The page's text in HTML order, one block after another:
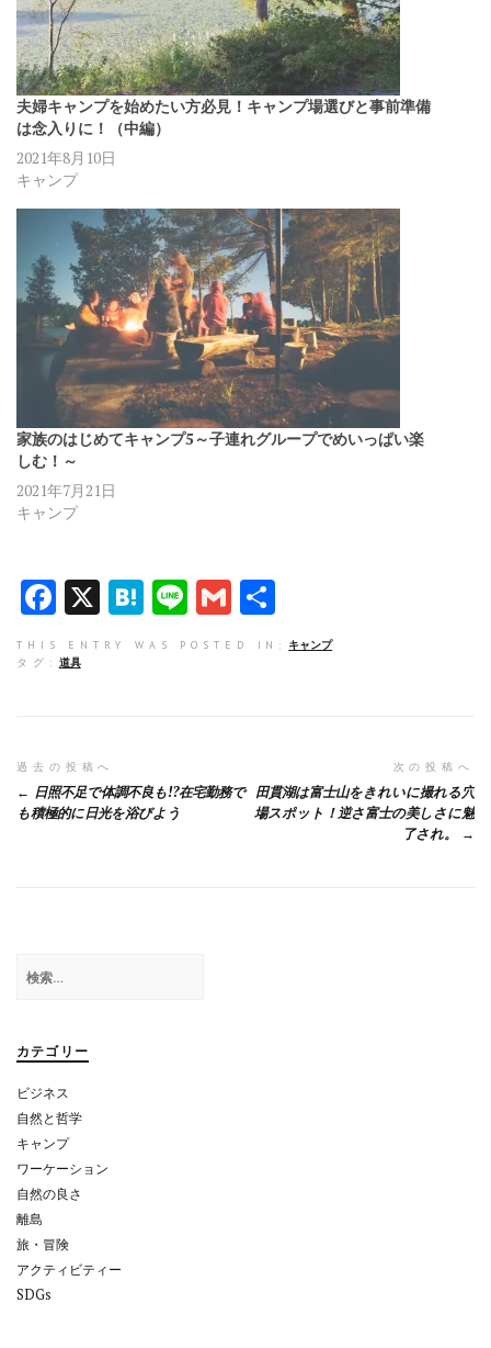
夫婦キャンプを始めたい方必見！キャンプ場選びと事前準備
は念入りに！（中編）
2021年8月10日
キャンプ
家族のはじめてキャンプ5～子連れグループでめいっぱい楽
しむ！～
2021年7月21日
キャンプ
F
a
ce
o
k
X H
at
Li
n
G
m 有
THIS ENTRY WAS POSTED IN:
キャンプ
タグ: 道具
投
稿
ー
シ
ン
過去の投稿へ
日照不足で体調不良も!?在宅勤務で
も積極的に日光を浴びよう
次の投稿へ
田貫湖は富士山をきれいに撮れる穴
場スポット！逆さ富士の美しさに魅
了され。
索:
カテゴリー
ビジネス
自然と哲学
キャンプ
ワーケーション
自然の良さ
離島
旅・冒険
アクティビティー
SDGs